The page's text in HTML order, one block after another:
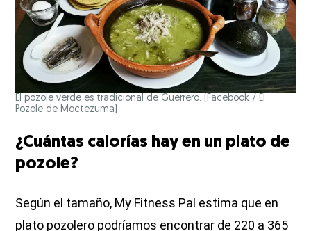
El pozole verde es tradicional de Guerrero.
(Facebook / El
Pozole de Moctezuma)
¿Cuántas calorías hay en un plato de
pozole?
Según el tamaño, My Fitness Pal estima que en
plato pozolero podríamos encontrar de 220 a 365